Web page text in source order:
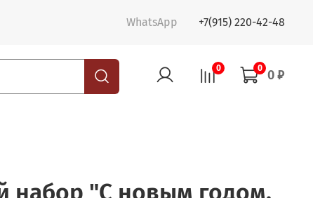
WhatsApp +7(915) 220-42-48
0 0 0 ₽